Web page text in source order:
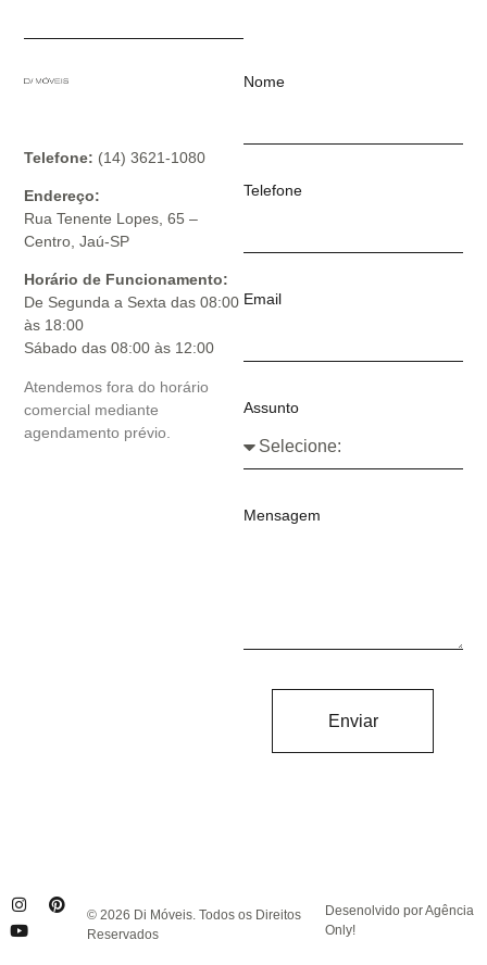
Telefone: (14) 3621-1080
Endereço:
Rua Tenente Lopes, 65 –
Centro, Jaú-SP
Horário de Funcionamento:
De Segunda a Sexta das 08:00
às 18:00
Sábado das 08:00 às 12:00
Atendemos fora do horário
comercial mediante
agendamento prévio.
Nome
Telefone
Email
Assunto
Mensagem
Enviar
© 2026 Di Móveis. Todos os Direitos
Reservados
Desenolvido por Agência
Only!